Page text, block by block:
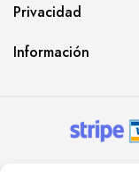
Privacidad
Información